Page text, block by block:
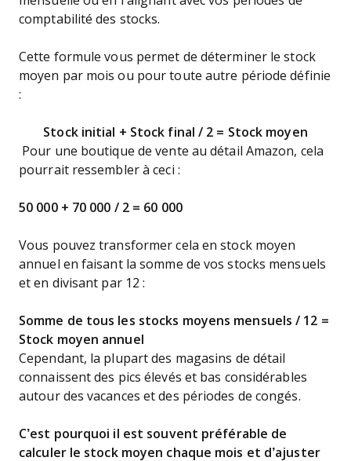
comptabilité des stocks.
Cette formule vous permet de déterminer le stock
moyen par mois ou pour toute autre période définie
:
Stock initial + Stock final / 2 = Stock moyen
Pour une boutique de vente au détail Amazon, cela
pourrait ressembler à ceci :
50 000 + 70 000 / 2 = 60 000
Vous pouvez transformer cela en stock moyen
annuel en faisant la somme de vos stocks mensuels
et en divisant par 12 :
Somme de tous les stocks moyens mensuels / 12 =
Stock moyen annuel
Cependant, la plupart des magasins de détail
connaissent des pics élevés et bas considérables
autour des vacances et des périodes de congés.
C’est pourquoi il est souvent préférable de
calculer le stock moyen chaque mois et d’ajuster